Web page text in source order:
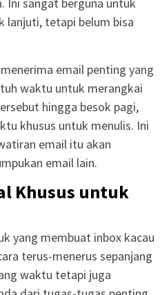
Ini sangat berguna untuk
lanjuti, tetapi belum bisa
email penting yang
waktu untuk merangkai
hingga besok pagi,
khusus untuk menulis. Ini
email itu akan
email lain.
Khusus untuk
yang membuat inbox kacau
terus-menerus sepanjang
waktu tetapi juga